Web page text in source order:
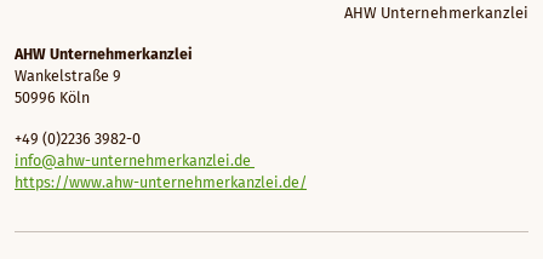
AHW Unternehmerkanzlei
AHW Unternehmerkanzlei
Wankelstraße 9
50996 Köln
+49 (0)2236 3982-0
info@ahw-unternehmerkanzlei.de
https://www.ahw-unternehmerkanzlei.de/